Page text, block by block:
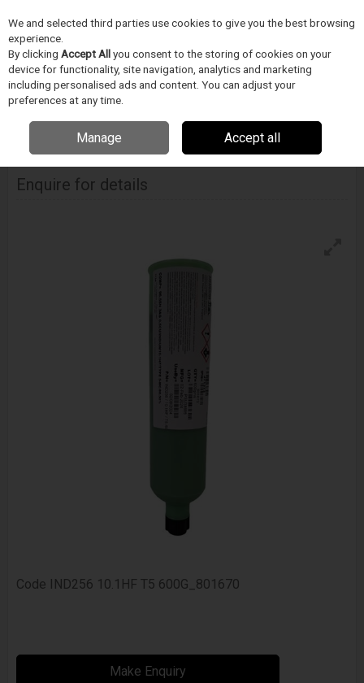
Skip to content
Menu
Home ELEKTRONIKA GYÁRTÁS/FORRASZTÁSTECHNIKA
Indium 10.1Hf Forraszpaszta
Enquire for details
Code IND256 10.1HF T5 600G_801670
Make Enquiry
We and selected third parties use cookies to give you the best browsing
experience.
By clicking Accept Allyou consent to the storing of cookies on your
device for functionality, site navigation, analytics and marketing
including personalised ads and content. You can adjust your
preferences at any time.
Manage Accept all